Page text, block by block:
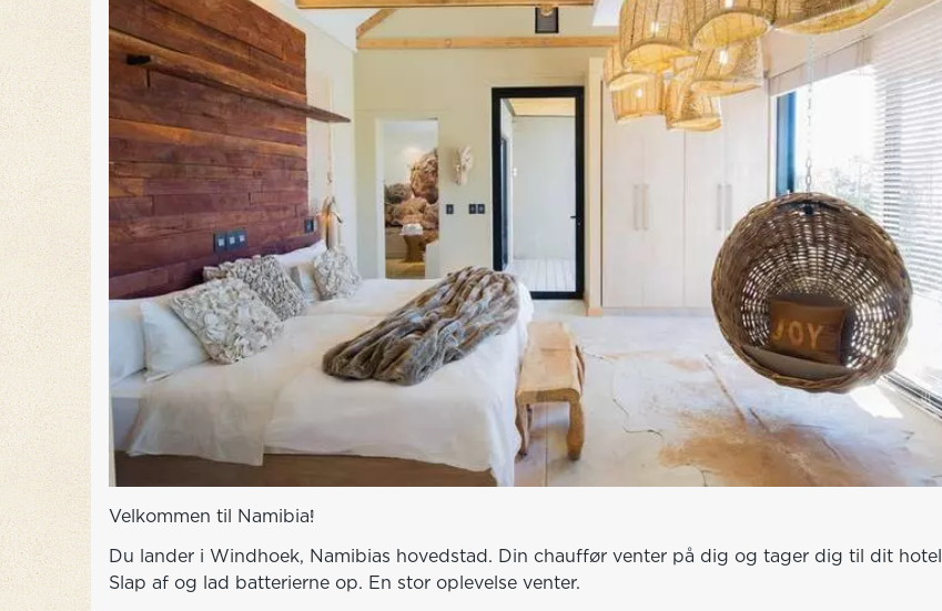
Velkommen til Namibia!
Du lander i Windhoek, Namibias hovedstad. Din chauffør venter på dig og tager dig til dit hotel.
Slap af og lad batterierne op. En stor oplevelse venter.